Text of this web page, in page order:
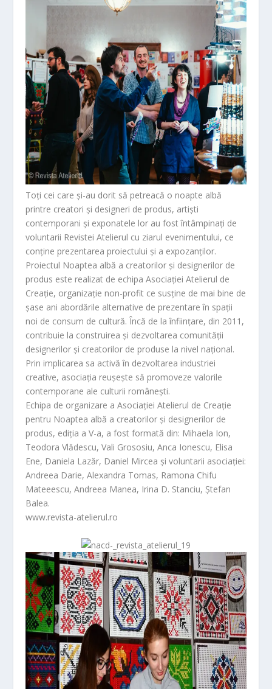
Toți cei care și-au dorit să petreacă o noapte albă
printre creatori și designeri de produs, artiști
contemporani și exponatele lor au fost întâmpinați de
voluntarii Revistei Atelierul cu ziarul evenimentului, ce
conține prezentarea proiectului și a expozanților.
Proiectul Noaptea albă a creatorilor și designerilor de
produs este realizat de echipa Asociației Atelierul de
Creație, organizație non-profit ce susține de mai bine de
șase ani abordările alternative de prezentare în spații
noi de consum de cultură. Încă de la înființare, din 2011,
contribuie la construirea și dezvoltarea comunității
designerilor și creatorilor de produse la nivel național.
Prin implicarea sa activă în dezvoltarea industriei
creative, asociația reușește să promoveze valorile
contemporane ale culturii românești.
Echipa de organizare a Asociației Atelierul de Creație
pentru Noaptea albă a creatorilor și designerilor de
produs, ediția a V-a, a fost formată din: Mihaela Ion,
Teodora Vlădescu, Vali Grososiu, Anca Ionescu, Elisa
Ene, Daniela Lazăr, Daniel Mircea și voluntarii asociației:
Andreea Darie, Alexandra Tomas, Ramona Chifu
Mateeescu, Andreea Manea, Irina D. Stanciu, Ștefan
Balea.
www.revista-atelierul.ro